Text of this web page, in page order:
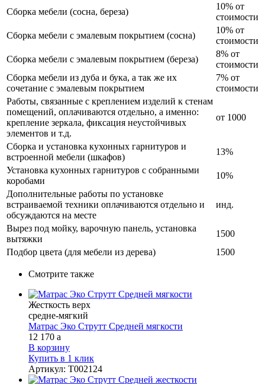
Сборка мебели (сосна, береза)
10% от
стоимости
Сборка мебели с эмалевым покрытием (сосна)
10% от
стоимости
Сборка мебели с эмалевым покрытием (береза)
8% от
стоимости
Сборка мебели из дуба и бука, а так же их
сочетание с эмалевым покрытием
7% от
стоимости
Работы, связанные с креплением изделий к стенам
помещений, оплачиваются отдельно, а именно:
крепление зеркала, фиксация неустойчивых
элементов и т.д.
от 1000
Сборка и установка кухонных гарнитуров и
встроенной мебели (шкафов)
13%
Установка кухонных гарнитуров с собранными
коробами
10%
Дополнительные работы по установке
встраиваемой техники оплачиваются отдельно и
обсуждаются на месте
инд.
Вырез под мойку, варочную панель, установка
вытяжки
1500
Подбор цвета (для мебели из дерева)
1500
Смотрите также
Жесткость верх
средне-мягкий
Матрас Эко Струтт Средней мягкости
12 170 a
В корзину
Купить в 1 клик
Артикул: Т002124